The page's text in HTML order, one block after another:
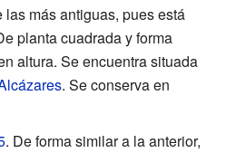
más antiguas, pues está
planta cuadrada y forma
altura. Se encuentra situada
. Se conserva en
. De forma similar a la anterior,